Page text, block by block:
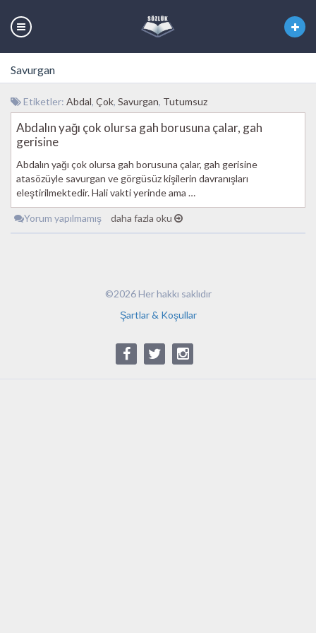
Savurgan
Etiketler: Abdal, Çok, Savurgan, Tutumsuz
Abdalın yağı çok olursa gah borusuna çalar, gah
gerisine
Abdalın yağı çok olursa gah borusuna çalar, gah gerisine
atasözüyle savurgan ve görgüsüz kişilerin davranışları
eleştirilmektedir. Hali vakti yerinde ama …
Yorum yapılmamış daha fazla oku
©2026 Her hakkı saklıdır
Şartlar & Koşullar